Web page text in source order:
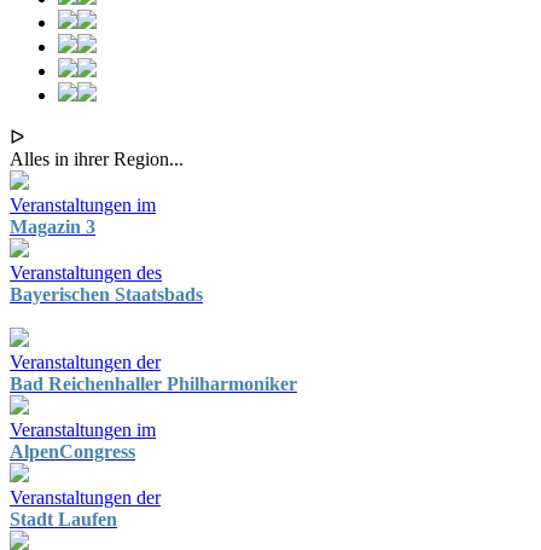
ᐅ
Alles in ihrer Region...
Veranstaltungen im
Magazin 3
Veranstaltungen des
Bayerischen Staatsbads
Veranstaltungen der
Bad Reichenhaller Philharmoniker
Veranstaltungen im
AlpenCongress
Veranstaltungen der
Stadt Laufen